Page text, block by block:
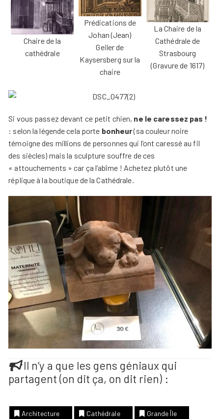
Chaire de la
cathédrale
Prédications de
Johan (Jean)
Geiler de
Kaysersberg sur la
chaire
La Chaire de la
Cathédrale de
Strasbourg
(Gravure de 1617)
Si vous passez devant ce petit chien, ne le caressez pas !
: selon la légende cela porte bonheur(sa couleur noire
témoigne des millions de personnes qui l’ont caressé au fil
des siècles) mais la sculpture souffre de ces
« attouchements » car ça l’abîme ! Achetez plutôt une
réplique à la boutique de la Cathédrale.
Il n’y a que les gens géniaux qui
partagent (on dit ça, on dit rien) :
Architecture Cathédrale Grande Île